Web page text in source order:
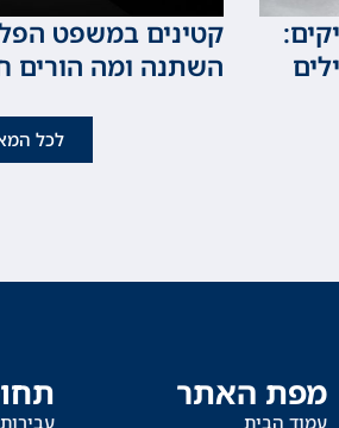
השתנה ומה הורים
לכל
מפת האתר
עמוד הבית